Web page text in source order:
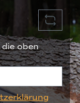
oben